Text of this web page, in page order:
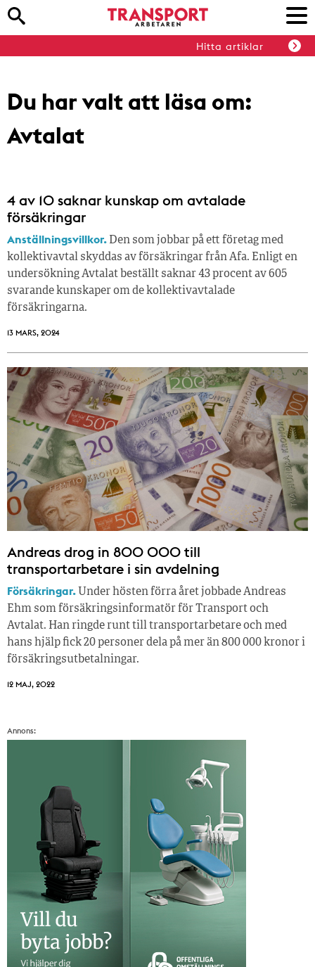
Hitta artiklar
Du har valt att läsa om:
Avtalat
4 av 10 saknar kunskap om avtalade
försäkringar
Anställningsvillkor. Den som jobbar på ett företag med
kollektivavtal skyddas av försäkringar från Afa. Enligt en
undersökning Avtalat beställt saknar 43 procent av 605
svarande kunskaper om de kollektivavtalade
försäkringarna.
13 MARS, 2024
Andreas drog in 800 000 till
transportarbetare i sin avdelning
Försäkringar. Under hösten förra året jobbade Andreas
Ehm som försäkringsinformatör för Transport och
Avtalat. Han ringde runt till transportarbetare och med
hans hjälp fick 20 personer dela på mer än 800 000 kronor i
försäkringsutbetalningar.
12 MAJ, 2022
Annons: